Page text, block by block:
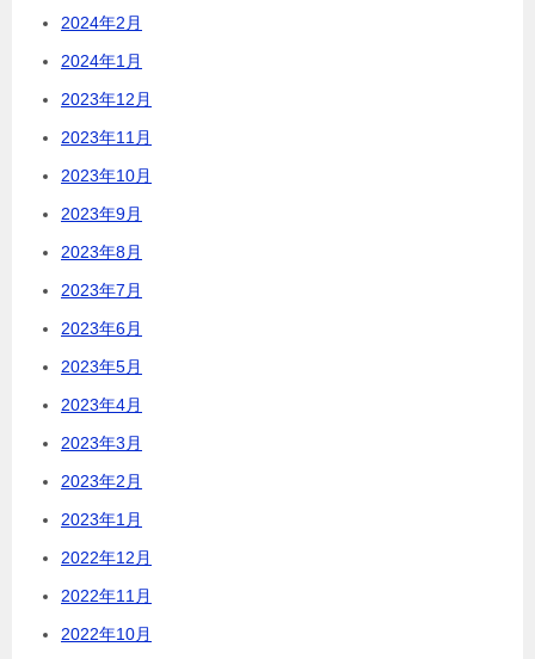
2024年2月
2024年1月
2023年12月
2023年11月
2023年10月
2023年9月
2023年8月
2023年7月
2023年6月
2023年5月
2023年4月
2023年3月
2023年2月
2023年1月
2022年12月
2022年11月
2022年10月